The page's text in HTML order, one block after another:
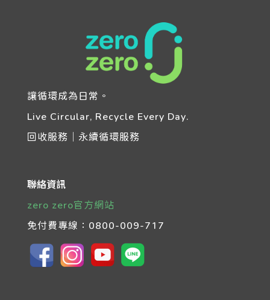
讓循環成為日常。
Live Circular, Recycle Every Day.
回收服務｜永續循環服務
聯絡資訊
zero zero官方網站
免付費專線： 0800-009-717